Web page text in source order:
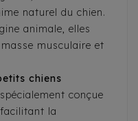
naturel du chien.
animale, elles
musculaire et
chiens
conçue
la